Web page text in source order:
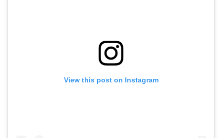
View this post on Instagram